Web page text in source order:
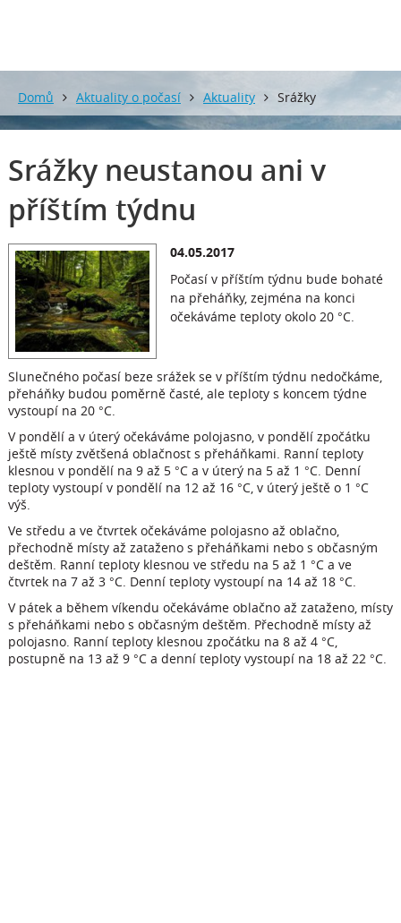
Domů Aktuality o počasí Aktuality Srážky
neustanou ani v příštím týdnu
Srážky neustanou ani v
příštím týdnu
04.05.2017
Počasí v příštím týdnu bude bohaté
na přeháňky, zejména na konci
očekáváme teploty okolo 20 °C.
Slunečného počasí beze srážek se v příštím týdnu nedočkáme,
přeháňky budou poměrně časté, ale teploty s koncem týdne
vystoupí na 20 °C.
V pondělí a v úterý očekáváme polojasno, v pondělí zpočátku
ještě místy zvětšená oblačnost s přeháňkami. Ranní teploty
klesnou v pondělí na 9 až 5 °C a v úterý na 5 až 1 °C. Denní
teploty vystoupí v pondělí na 12 až 16 °C, v úterý ještě o 1 °C
výš.
Ve středu a ve čtvrtek očekáváme polojasno až oblačno,
přechodně místy až zataženo s přeháňkami nebo s občasným
deštěm. Ranní teploty klesnou ve středu na 5 až 1 °C a ve
čtvrtek na 7 až 3 °C. Denní teploty vystoupí na 14 až 18 °C.
V pátek a během víkendu očekáváme oblačno až zataženo, místy
s přeháňkami nebo s občasným deštěm. Přechodně místy až
polojasno. Ranní teploty klesnou zpočátku na 8 až 4 °C,
postupně na 13 až 9 °C a denní teploty vystoupí na 18 až 22 °C.